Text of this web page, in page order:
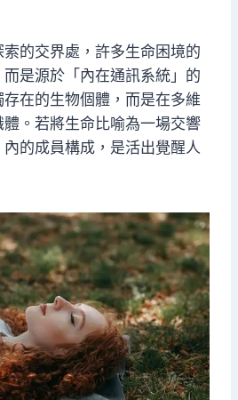
的交界處，許多生命困境的
是源於「內在通訊系統」的
在的生物個體，而是在多維
。若將生命比喻為一場交響
的成員構成，是活出覺醒人